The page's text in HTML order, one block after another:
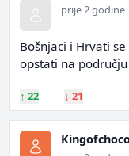
prije 2 godine
Bošnjaci i Hrvati
opstati na području
↑ 22 ↓ 21